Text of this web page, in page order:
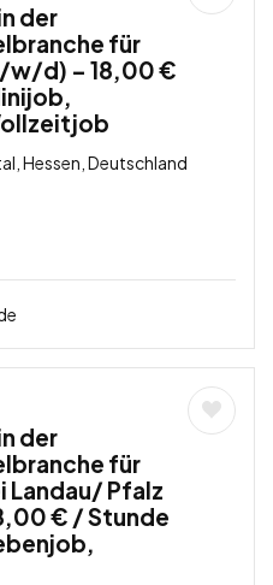
der
für
w/d) – 18,00 €
Hessen, Deutschland
der
für
Landau/ Pfalz
€ / Stunde